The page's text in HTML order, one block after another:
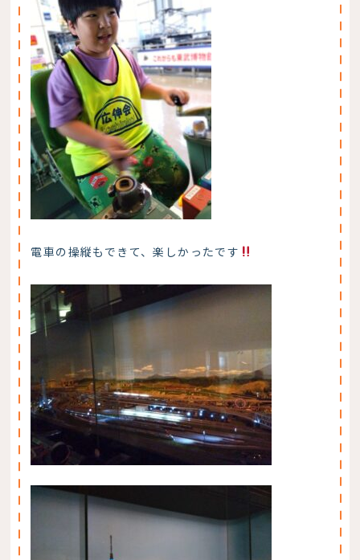
電車の操縦もできて、楽しかったです